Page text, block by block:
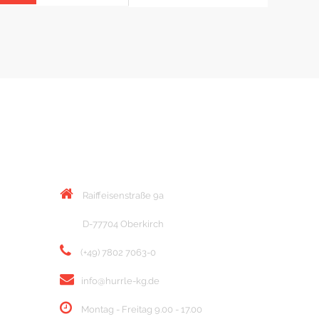
Raiffeisenstraße 9a
D-77704 Oberkirch
(+49) 7802 7063-0
info@hurrle-kg.de
Montag - Freitag 9.00 - 17.00